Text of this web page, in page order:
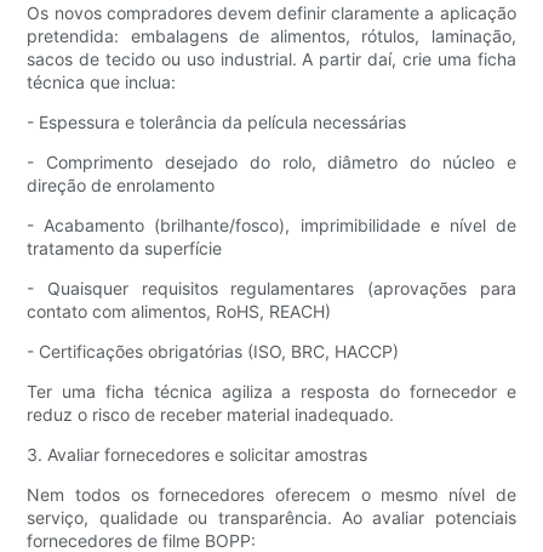
Os novos compradores devem definir claramente a aplicação
pretendida: embalagens de alimentos, rótulos, laminação,
sacos de tecido ou uso industrial. A partir daí, crie uma ficha
técnica que inclua:
- Espessura e tolerância da película necessárias
- Comprimento desejado do rolo, diâmetro do núcleo e
direção de enrolamento
- Acabamento (brilhante/fosco), imprimibilidade e nível de
tratamento da superfície
- Quaisquer requisitos regulamentares (aprovações para
contato com alimentos, RoHS, REACH)
- Certificações obrigatórias (ISO, BRC, HACCP)
Ter uma ficha técnica agiliza a resposta do fornecedor e
reduz o risco de receber material inadequado.
3. Avaliar fornecedores e solicitar amostras
Nem todos os fornecedores oferecem o mesmo nível de
serviço, qualidade ou transparência. Ao avaliar potenciais
fornecedores de filme BOPP: